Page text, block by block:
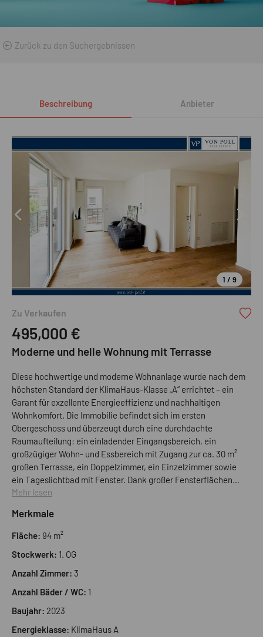
Zurück zu den Suchergebnissen
Beschreibung Anbieter
1 / 9
Zu Verkaufen
495,000 €
Moderne und helle Wohnung mit Terrasse
Diese hochwertige und moderne Wohnanlage wurde nach dem
höchsten Standard der KlimaHaus-Klasse „A“ errichtet – ein
Garant für exzellente Energieeffizienz und nachhaltigen
Wohnkomfort. Die Immobilie befindet sich im ersten
Obergeschoss und überzeugt durch eine durchdachte
Raumaufteilung: ein einladender Eingangsbereich, ein
großzügiger Wohn- und Essbereich mit Zugang zur ca. 30 m²
großen Terrasse, ein Doppelzimmer, ein Einzelzimmer sowie
ein Tageslichtbad mit Fenster. Dank großer Fensterflächen
genießt die Wohnung hervorragende Lichtverhältnisse. Für
Fußbodenheizung und -kühlung, die raumweise individuell
regulierbar ist – ideal für ein behagliches und modernes
Garage kann optional zum Preis von € 40.000,00 erworben
werden.
Mehr lesen
Merkmale
Fläche: 94 m²
Stockwerk: 1. OG
Anzahl Zimmer: 3
Anzahl Bäder / WC: 1
Baujahr: 2023
Energieklasse: KlimaHaus A